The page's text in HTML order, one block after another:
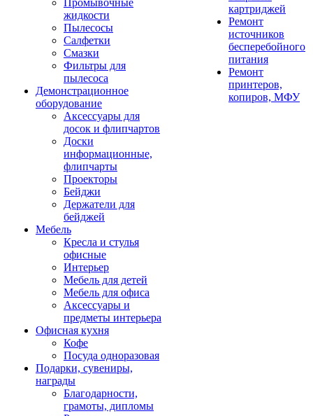
Промывочные
жидкости
Пылесосы
Салфетки
Смазки
Фильтры для
пылесоса
Демонстрационное
оборудование
Аксессуары для
досок и флипчартов
Доски
информационные,
флипчарты
Проекторы
Бейджи
Держатели для
бейджей
Мебель
Кресла и стулья
офисные
Интерьер
Мебель для детей
Мебель для офиса
Аксессуары и
предметы интерьера
Офисная кухня
Кофе
Посуда одноразовая
Подарки, сувениры,
награды
Благодарности,
грамоты, дипломы
картриджей
Ремонт
источников
бесперебойного
питания
Ремонт
принтеров,
копиров, МФУ